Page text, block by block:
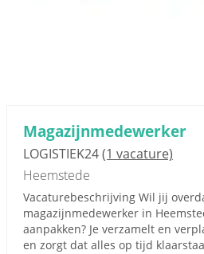
Magazijnmedewerker
LOGISTIEK24(1 vacature)
Heemstede
Vacaturebeschrijving Wil jij
magazijnmedewerker in
aanpakken? Je verzamelt en
en zorgt dat alles op tijd